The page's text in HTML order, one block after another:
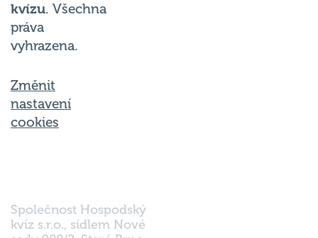
kvízu. Všechna
práva
vyhrazena.
Změnit
nastavení
cookies
Společnost Hospodský
kvíz s.r.o., sídlem Nové